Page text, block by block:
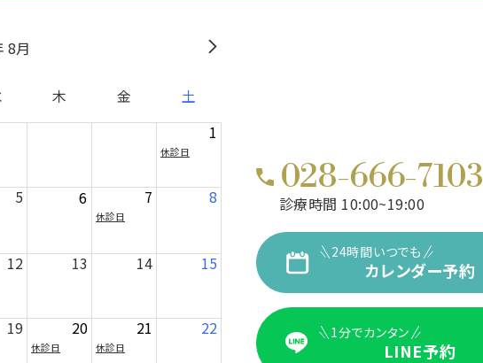
8月
木 金
土
1
休診日
5 6 7
休診日
8
12 13 14 15
19 20
休診日
21
休診日
22
028-666-7103
診療時間 10:00~19:00
24時間いつでも
カレンダー予約
1分でカンタン
LINE予約